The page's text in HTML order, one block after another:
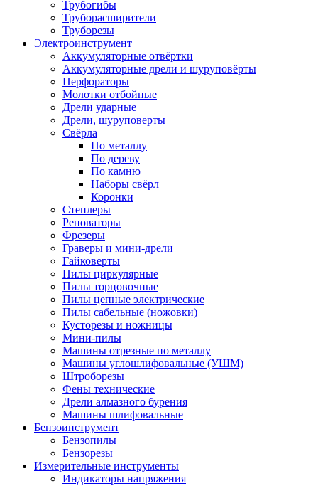
Трубогибы
Труборасширители
Труборезы
Электроинструмент
Аккумуляторные отвёртки
Аккумуляторные дрели и шуруповёрты
Перфораторы
Молотки отбойные
Дрели ударные
Дрели, шуруповерты
Свёрла
По металлу
По дереву
По камню
Наборы свёрл
Коронки
Степлеры
Реноваторы
Фрезеры
Граверы и мини-дрели
Гайковерты
Пилы циркулярные
Пилы торцовочные
Пилы цепные электрические
Пилы сабельные (ножовки)
Кусторезы и ножницы
Мини-пилы
Машины отрезные по металлу
Машины углошлифовальные (УШМ)
Штроборезы
Фены технические
Дрели алмазного бурения
Машины шлифовальные
Бензоинструмент
Бензопилы
Бензорезы
Измерительные инструменты
Индикаторы напряжения